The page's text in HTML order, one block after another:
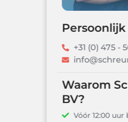
Persoonlijk
+31 (0) 475 - 56 12 90
info@schreursbv.nl
Waarom
Vóór 12:00 uur